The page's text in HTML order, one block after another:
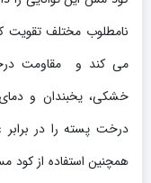
نامطلوب مختلف تقویت
می کند و مقاومت
خشکی، یخبندان و
درخت پسته را در برابر
همچنین استفاده از